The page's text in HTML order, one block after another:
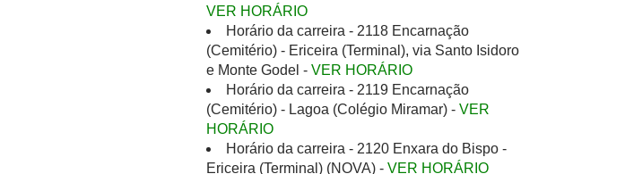
VER HORÁRIO
Horário da carreira - 2118 Encarnação
(Cemitério) - Ericeira (Terminal), via Santo Isidoro
e Monte Godel - VER HORÁRIO
Horário da carreira - 2119 Encarnação
(Cemitério) - Lagoa (Colégio Miramar) - VER
HORÁRIO
Horário da carreira - 2120 Enxara do Bispo -
Ericeira (Terminal) (NOVA) - VER HORÁRIO